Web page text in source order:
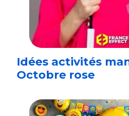
Idées activités
Octobre rose